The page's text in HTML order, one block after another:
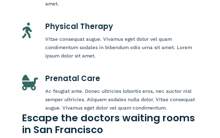
amet.
 Physical Therapy
Vitae consequat augue. Vivamus eget dolor vel quam
condimentum sodales in bibendum odio urna sit amet. Lorem
ipsum dolor sit amet.
 Prenatal Care
Ac feugiat ante. Donec ultricies lobortis eros, nec auctor nisl
semper ultricies. Aliquam sodales nulla dolor. Vitae consequat
augue. Vivamus eget dolor vel quam condimentum.
Escape the doctors waiting rooms
in San Francisco